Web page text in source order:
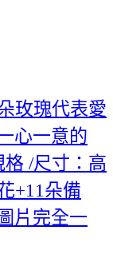
玫瑰代表愛
心一意的
/尺寸：高
+11朵備
片完全一